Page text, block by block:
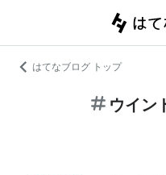
はてなブログ トップ
ウイン